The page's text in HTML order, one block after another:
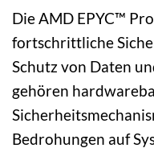
Die AMD EPYC™
fortschrittliche
Schutz von Daten
gehören
Bedrohungen auf